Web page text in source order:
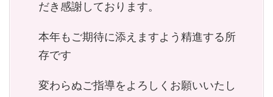
だき感謝しております。
本年もご期待に添えますよう精進する所
存です
変わらぬご指導をよろしくお願いいたし